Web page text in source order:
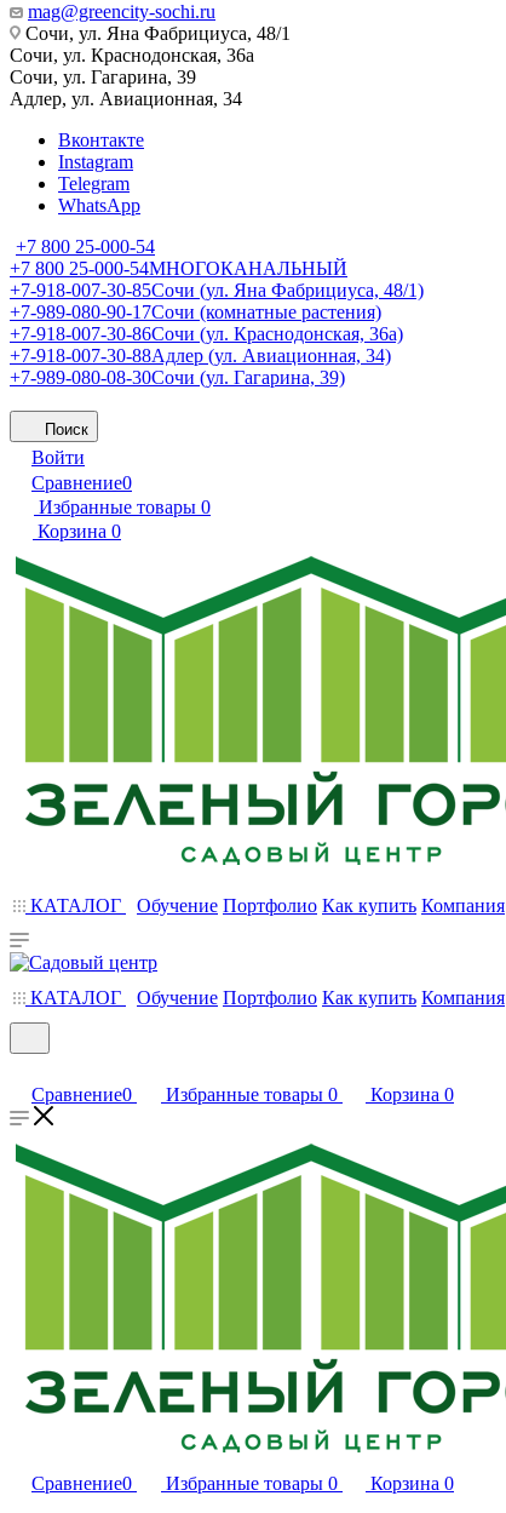
mag@greencity-sochi.ru
Сочи, ул. Яна Фабрициуса, 48/1
Сочи, ул. Краснодонская, 36а
Сочи, ул. Гагарина, 39
Адлер, ул. Авиационная, 34
Вконтакте
Instagram
Telegram
WhatsApp
+7 800 25-000-54
+7 800 25-000-54МНОГОКАНАЛЬНЫЙ
+7-918-007-30-85Сочи (ул. Яна Фабрициуса, 48/1)
+7-989-080-90-17Сочи (комнатные растения)
+7-918-007-30-86Сочи (ул. Краснодонская, 36а)
+7-918-007-30-88Адлер (ул. Авиационная, 34)
+7-989-080-08-30Сочи (ул. Гагарина, 39)
Поиск
Войти
Сравнение0
Избранные товары 0
Корзина 0
КАТАЛОГ Обучение Портфолио Как купить Компания
КАТАЛОГ Обучение Портфолио Как купить Компания
Сравнение0 Избранные товары 0 Корзина 0
Сравнение0 Избранные товары 0 Корзина 0